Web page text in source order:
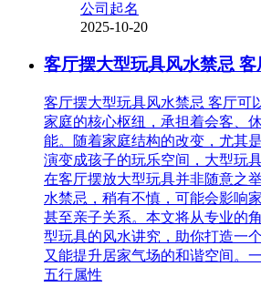
公司起名
2025-10-20
客厅摆大型玩具风水禁忌
客厅摆大型玩具风水禁忌 客厅可
家庭的核心枢纽，承担着会客、
能。随着家庭结构的改变，尤其
演变成孩子的玩乐空间，大型玩
在客厅摆放大型玩具并非随意之
水禁忌，稍有不慎，可能会影响
甚至亲子关系。本文将从专业的
型玩具的风水讲究，助你打造一
又能提升居家气场的和谐空间。
五行属性